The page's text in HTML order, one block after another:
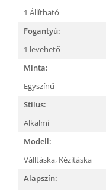
1 Állítható
Fogantyú:
1 levehető
Minta:
Egyszínű
Stílus:
Alkalmi
Modell:
Válltáska, Kézitáska
Alapszín: